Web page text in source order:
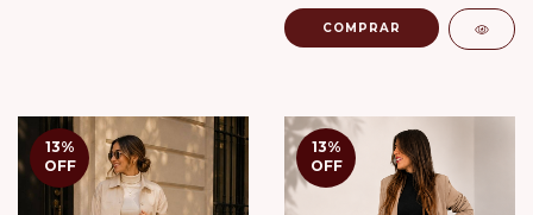
COMPRAR
13%
OFF
13%
OFF